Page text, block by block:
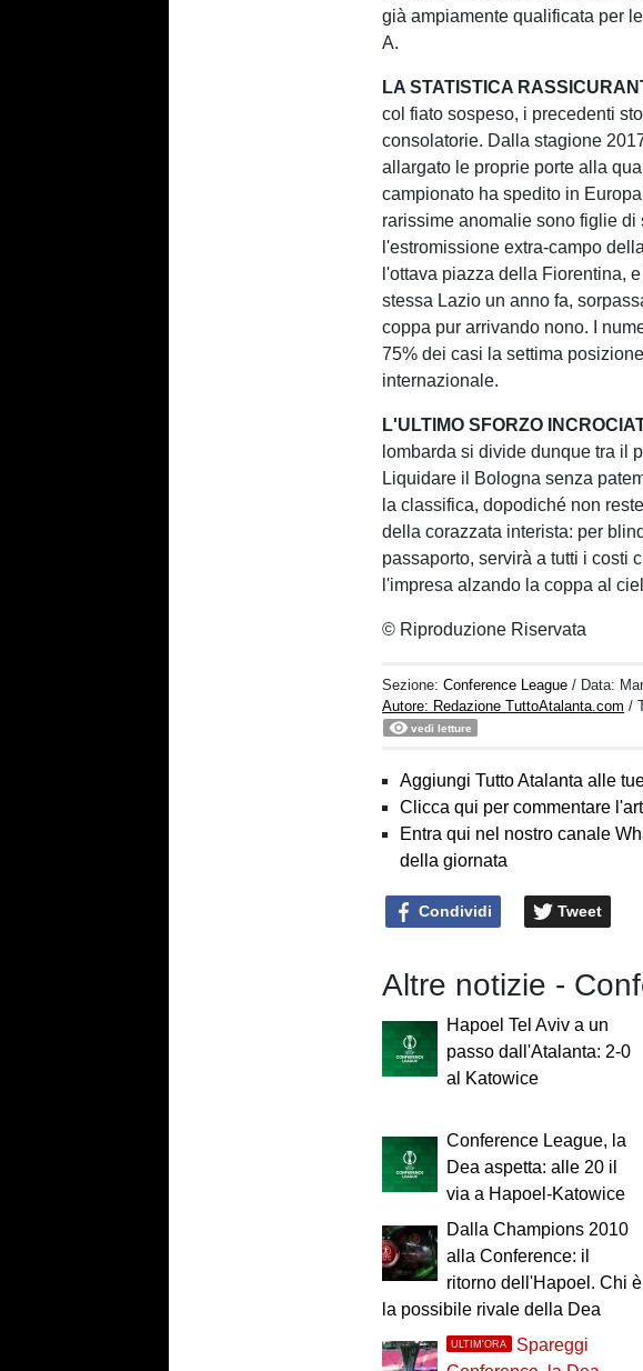
già ampiamente qualificata per
A.
LA STATISTICA
col fiato sospeso, i precedenti
consolatorie. Dalla stagione
allargato le proprie porte alla
campionato ha spedito in
rarissime anomalie sono figlie di
l'estromissione extra-campo
l'ottava piazza della Fiorentina,
stessa Lazio un anno fa,
coppa pur arrivando nono. I
75% dei casi la settima
internazionale.
L'ULTIMO SFORZO
lombarda si divide dunque tra il
Liquidare il Bologna senza
la classifica, dopodiché non
della corazzata interista: per
passaporto, servirà a tutti i costi
l'impresa alzando la coppa al
© Riproduzione Riservata
Sezione:Conference League/ Data:
Autore: Redazione TuttoAtalanta.com /
vedi letture
Aggiungi Tutto Atalanta alle
Clicca qui per commentare
Entra qui nel nostro canale
della giornata
Condividi Tweet
Altre notizie -
Hapoel Tel Aviv a un
passo dall'Atalanta: 2-0
al Katowice
Conference League, la
Dea aspetta: alle 20 il
via a Hapoel-Katowice
Dalla Champions 2010
alla Conference: il
ritorno dell'Hapoel. Chi è
la possibile rivale della Dea
ULTIM'ORA
Spareggi